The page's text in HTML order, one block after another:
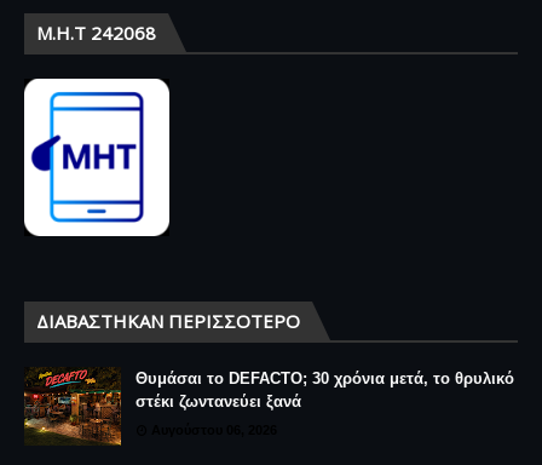
Μ.Η.Τ 242068
ΔΙΑΒΆΣΤΗΚΑΝ ΠΕΡΙΣΣΌΤΕΡΟ
Θυμάσαι το DEFACTO; 30 χρόνια μετά, το θρυλικό
στέκι ζωντανεύει ξανά